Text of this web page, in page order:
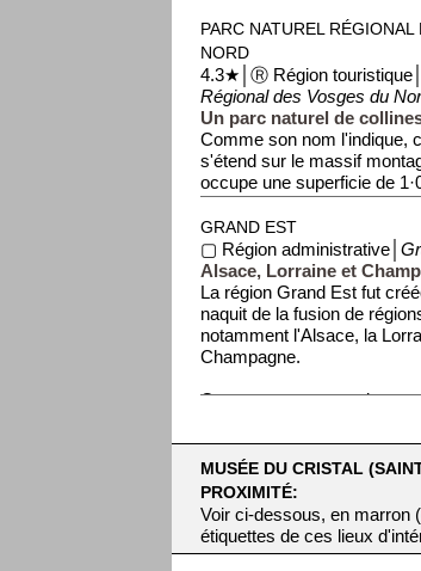
PARC NATUREL RÉGIONAL
NORD
4.3★│Ⓡ Région
Régional des Vosges du
Un parc naturel de
Comme son nom l'indique,
s'étend sur le massif
occupe une superficie de
GRAND EST
▢ Région administrative│
Alsace, Lorraine et
La région Grand Est fut
naquit de la fusion de
notamment l'Alsace, la
Champagne.
On ne peut comprendre ...
MUSÉE DU CRISTAL
PROXIMITÉ:
Voir ci-dessous, en marron
étiquettes de ces lieux